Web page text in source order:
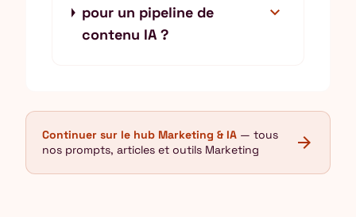
pour un pipeline de
contenu IA ?
expand_more
Continuer sur le hub Marketing & IA — tous
nos prompts, articles et outils Marketing
arrow_forward